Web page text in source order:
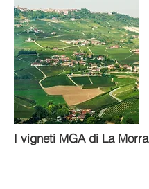
I vigneti MGA di La Morra